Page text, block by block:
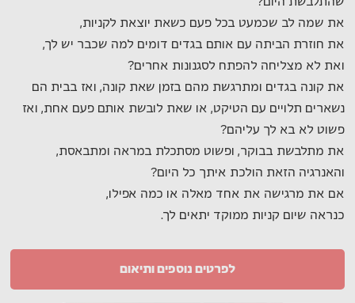
את שמה לב שכמעט בכל פעם כשאת יוצאת לקניות,
את חוזרת הביתה עם אותם בגדים דומים למה שכבר יש לך,
ואת לא מצליחה להפתח לסגנונות אחרים?
את קונה בגדים ומתרגשת מהם בזמן שאת קונה, ואז בבית הם
נשארים תלויים עם הטיקט, או שאת לובשת אותם פעם אחת, ואז
פשוט לא בא לך עליהם?
את מתלבשת בבוקר, ופשוט מסתכלת במראה ומתבאסת,
והאנרגיה הזאת הולכת איתך כל היום?
אם את מרגישה את אחד מאלה או כמה אפילו,
כנראה שיום קניות ממוקד יתאים לך.
לפרטים נוספים ותיאום